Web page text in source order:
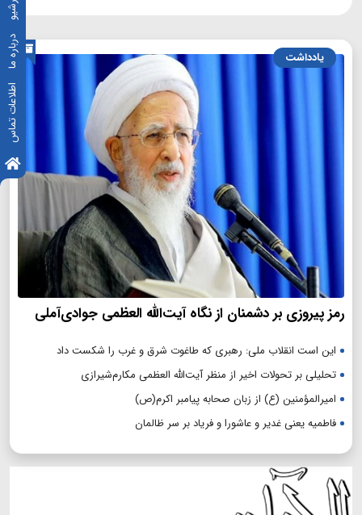
آرشیو
درباره ما
اطلاعات تماس
یادداشت
رمز پیروزی بر دشمنان از نگاه آیت‌الله العظمی جوادی‌آملی
این است انقلاب ملی: رهبری که طاغوت شرق و غرب را شکست داد
تحلیلی بر تحولات اخیر از منظر آیت‌الله العظمی مکارم‌شیرازی
امیرالمؤمنین (ع) از زبان صحابه پیامبر اکرم(ص)
فاطمیه یعنی غدیر و عاشورا و فریاد بر سر ظالمان